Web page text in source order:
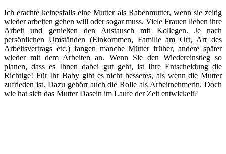
Ich erachte keinesfalls eine Mutter als Rabenmutter, wenn sie zeitig
wieder arbeiten gehen will oder sogar muss. Viele Frauen lieben ihre
Arbeit und genießen den Austausch mit Kollegen. Je nach
persönlichen Umständen (Einkommen, Familie am Ort, Art des
Arbeitsvertrags etc.) fangen manche Mütter früher, andere später
wieder mit dem Arbeiten an. Wenn Sie den Wiedereinstieg so
planen, dass es Ihnen dabei gut geht, ist Ihre Entscheidung die
Richtige! Für Ihr Baby gibt es nicht besseres, als wenn die Mutter
zufrieden ist. Dazu gehört auch die Rolle als Arbeitnehmerin. Doch
wie hat sich das Mutter Dasein im Laufe der Zeit entwickelt?